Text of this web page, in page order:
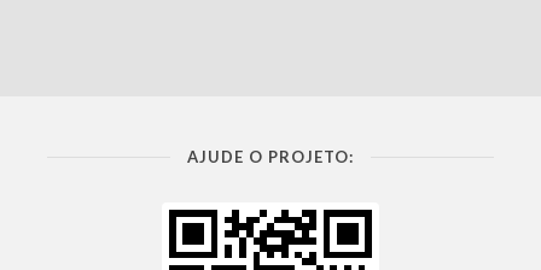
AJUDE O PROJETO: